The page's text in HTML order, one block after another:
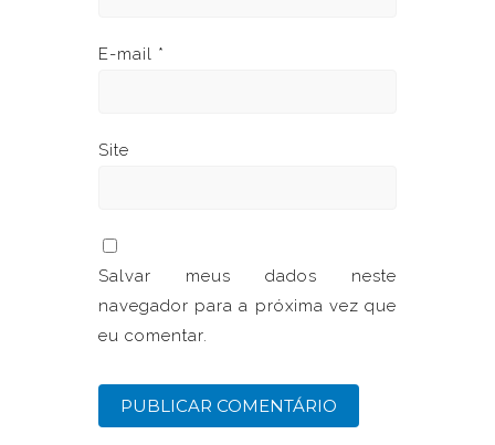
E-mail *
Site
Salvar meus dados neste
navegador para a próxima vez que
eu comentar.